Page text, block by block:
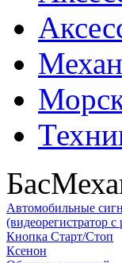
Автомобильные
(видеорегистратор с
Кнопка Старт/Стоп
Ксенон